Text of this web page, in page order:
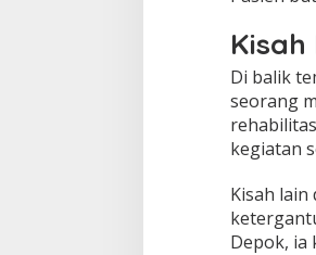
Di balik
seorang
kegiatan
Kisah
Depok, ia